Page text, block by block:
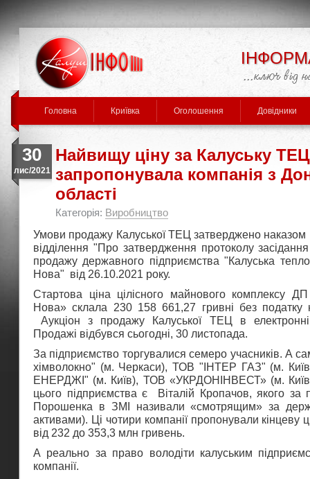
Головна Криївка Оголошення Довідники
30
лис/2021
Найвищу ціну за Калуську ТЕЦ
запропонувала компанія з
області
Категорія: Виробництво
Умови продажу Калуської ТЕЦ затверджено наказом
відділення "Про затвердження протоколу засідання
продажу державного підприємства "Калуська
Нова" від 26.10.2021 року.
Стартова ціна цілісного майнового комплексу
Нова» склала 230 158 661,27 гривні без податку
Аукціон з продажу Калуської ТЕЦ в
Продажі відбувся сьогодні, 30 листопада.
За підприємство торгувалися семеро учасників. А
хімволокно" (м. Черкаси), ТОВ "ІНТЕР ГАЗ" (м.
ЕНЕРДЖІ" (м. Київ), ТОВ «УКРДОНІНВЕСТ» (м.
цього підприємства є Віталій Кропачов, якого за
Порошенка в ЗМІ називали «смотрящим» за
активами). Ці чотири компанії пропонували кінцеву
від 232 до 353,3 млн гривень.
А реально за право володіти калуським
компанії.